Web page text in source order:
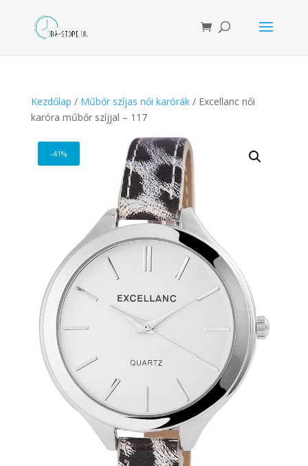
search
Kezdőlap / Műbőr szíjas női karórák/ Excellanc női
karóra műbőr szíjjal – 117
-41%